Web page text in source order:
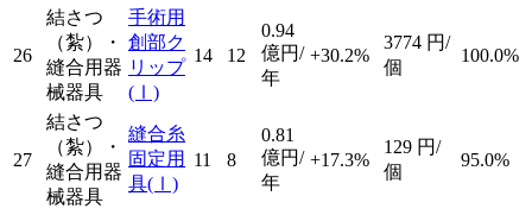
26
結さつ
（紮）・
縫合用器
械器具
手術用
創部ク
リップ
(Ⅰ)
14 12
0.94
億円/
年
+30.2%
3774 円/
個
100.0%
27
結さつ
（紮）・
縫合用器
械器具
縫合糸
固定用
具(Ⅰ)
11 8
0.81
億円/
年
+17.3%
129 円/
個
95.0%